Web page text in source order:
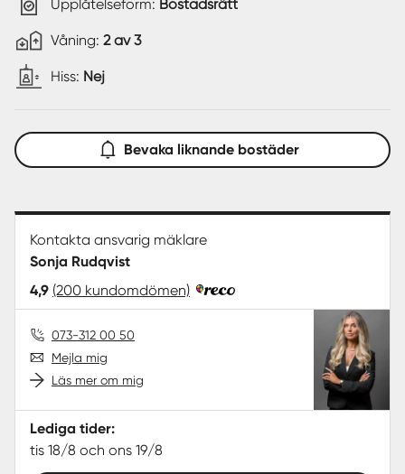
Upplåtelseform: Bostadsrätt
Våning: 2 av 3
Hiss: Nej
Bevaka liknande bostäder
Kontakta ansvarig mäklare
Sonja Rudqvist
4,9 (200 kundomdömen)
073-312 00 50
Mejla mig
Läs mer om mig
Lediga tider:
tis 18/8 och ons 19/8